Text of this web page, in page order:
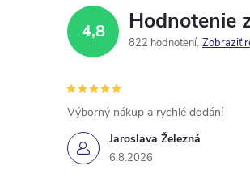
4,8 Hodnotenie
822 hodnotení Zobraziť
Jaroslava Železná
6.8.2026
Výborný nákup a rychlé dodání